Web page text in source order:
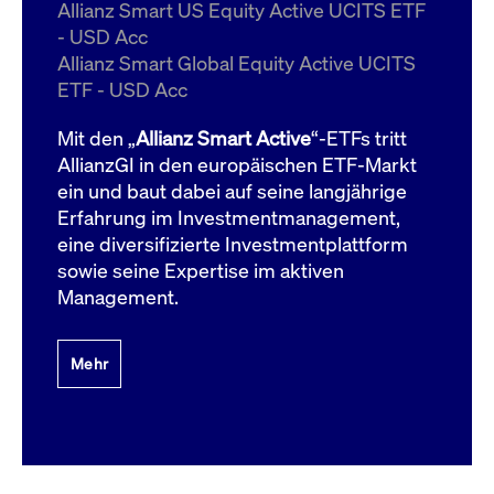
Allianz Smart US Equity Active UCITS ETF
- USD Acc
Allianz Smart Global Equity Active UCITS
ETF - USD Acc
Mit den „Allianz Smart Active“-ETFs tritt
AllianzGI in den europäischen ETF-Markt
ein und baut dabei auf seine langjährige
Erfahrung im Investmentmanagement,
eine diversifizierte Investmentplattform
sowie seine Expertise im aktiven
Management.
Mehr
ApplicationGatewayAffinityCORS
boerse.com
Domain
bis